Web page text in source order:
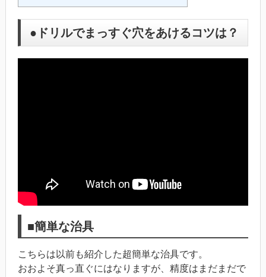
●ドリルでまっすぐ穴をあけるコツは？
■簡単な治具
こちらは以前も紹介した超簡単な治具です。
おおよそ真っ直ぐにはなりますが、精度はまだまだで